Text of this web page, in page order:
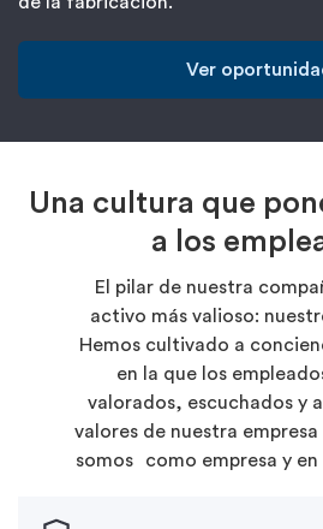
Ver
Una cultura que
a los
El pilar de nuestra
activo más valioso:
Hemos cultivado a
en la que los
valorados, escuchados y
valores de nuestra
somos como empresa y